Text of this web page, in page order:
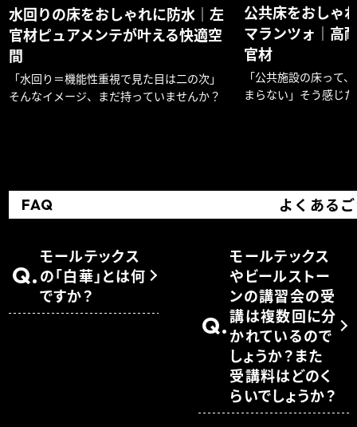
水回りの床をおしゃれに防水｜左
官材ピュアメンテが叶える快適空
間
「水回り＝機能性重視で見た目は二の次」
そんなイメージ、まだ持っていませんか？
公共床をおしゃ
マランツォ｜高
官材
「公共施設の床って
まらない」そう感じ
FAQ よくある
Q.
モールテックス
の「白華」とは何
ですか？
Q.
モールテックス
やビールストー
ンの講習会の受
講は複数回に分
かれているので
しょうか？また
受講料はどのく
らいでしょうか？